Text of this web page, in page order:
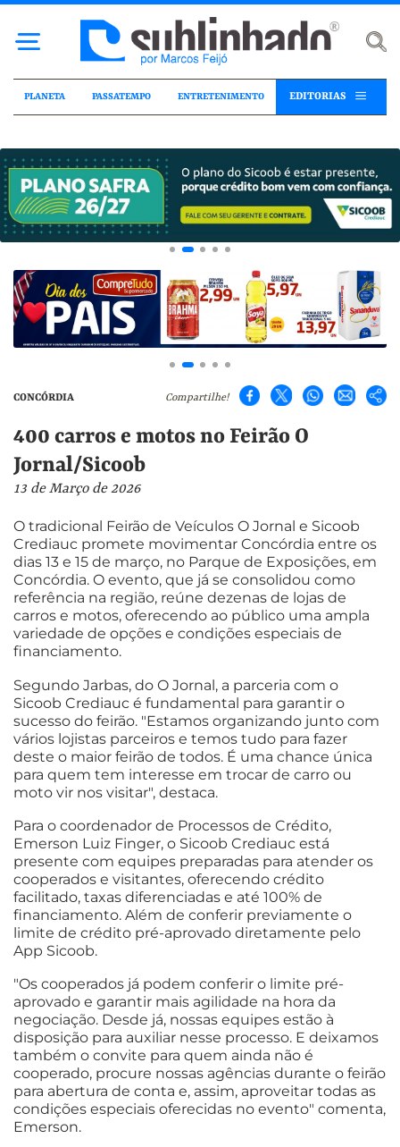
PLANETA PASSATEMPO ENTRETENIMENTO EDITORIAS
CONCÓRDIA Compartilhe!
400 carros e motos no Feirão O
Jornal/Sicoob
13 de Março de 2026
O tradicional Feirão de Veículos O Jornal e Sicoob
Crediauc promete movimentar Concórdia entre os
dias 13 e 15 de março, no Parque de Exposições, em
Concórdia. O evento, que já se consolidou como
referência na região, reúne dezenas de lojas de
carros e motos, oferecendo ao público uma ampla
variedade de opções e condições especiais de
financiamento.
Segundo Jarbas, do O Jornal, a parceria com o
Sicoob Crediauc é fundamental para garantir o
sucesso do feirão. "Estamos organizando junto com
vários lojistas parceiros e temos tudo para fazer
deste o maior feirão de todos. É uma chance única
para quem tem interesse em trocar de carro ou
moto vir nos visitar", destaca.
Para o coordenador de Processos de Crédito,
Emerson Luiz Finger, o Sicoob Crediauc está
presente com equipes preparadas para atender os
cooperados e visitantes, oferecendo crédito
facilitado, taxas diferenciadas e até 100% de
financiamento. Além de conferir previamente o
limite de crédito pré-aprovado diretamente pelo
App Sicoob.
"Os cooperados já podem conferir o limite pré-
aprovado e garantir mais agilidade na hora da
negociação. Desde já, nossas equipes estão à
disposição para auxiliar nesse processo. E deixamos
também o convite para quem ainda não é
cooperado, procure nossas agências durante o feirão
para abertura de conta e, assim, aproveitar todas as
condições especiais oferecidas no evento" comenta,
Emerson.